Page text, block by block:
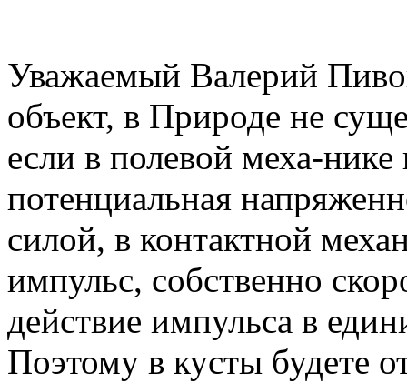
Уважаемый Валерий
объект, в Природе не
если в полевой меха-нике
потенциальная
силой, в контактной
импульс, собственно
действие импульса в
Поэтому в кусты будете